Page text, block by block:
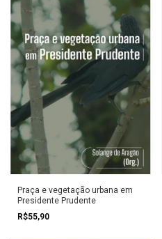
Praça e vegetação urbana em
Presidente Prudente
R$55,90